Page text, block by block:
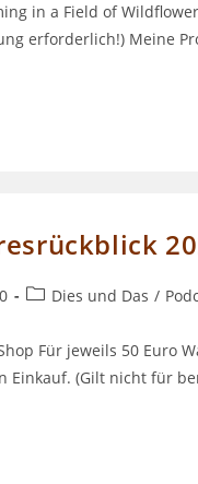
in a Field of
erforderlich!) Meine
Beitrags-
Dies und Das /
Für jeweils 50 Euro
Einkauf. (Gilt nicht für